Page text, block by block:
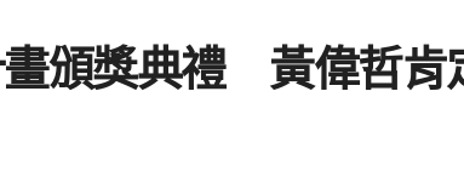
頒獎典禮 黃偉哲肯